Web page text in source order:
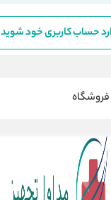
حساب کاربری خود شوید